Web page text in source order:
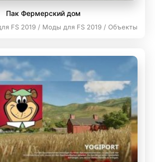
Пак Фермерский дом
FS 2019 / Моды для FS 2019 / Объекты